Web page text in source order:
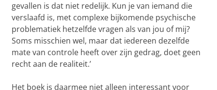
gevallen is dat niet redelijk. Kun je van iemand die
verslaafd is, met complexe bijkomende psychische
problematiek hetzelfde vragen als van jou of mij?
Soms misschien wel, maar dat iedereen dezelfde
mate van controle heeft over zijn gedrag, doet geen
recht aan de realiteit.’
Het boek is daarmee niet alleen interessant voor